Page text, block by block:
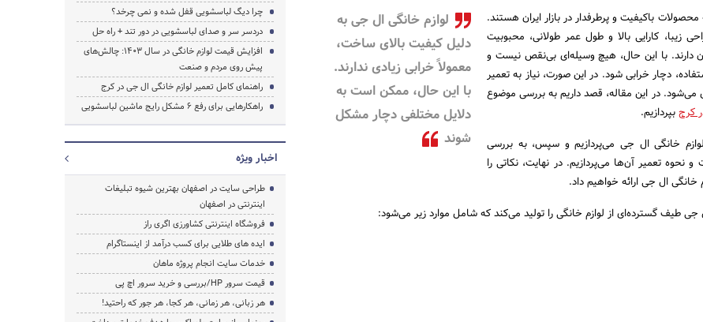
لوازم خانگی ال جی به
دلیل کیفیت بالای ساخت،
معمولاً خرابی زیادی ندارند.
با این حال، ممکن است به
دلایل مختلفی دچار مشکل
شوند
باکیفیت و پرطرفدار در بازار ایران هستند.
زیبا، کارایی بالا و طول عمر طولانی، محبوبیت
دارند. با این حال، هیچ وسیله‌ای بی‌نقص نیست و
دچار خرابی شود. در این صورت، نیاز به تعمیر
در این مقاله، قصد داریم به بررسی موضوع
کرجبپردازیم.
لوازم خانگی ال جی می‌پردازیم و سپس، به بررسی
نحوه تعمیر آن‌ها می‌پردازیم. در نهایت، نکاتی را
خانگی ال جی ارائه خواهیم داد.
جی طیف گسترده‌ای از لوازم خانگی را تولید می‌کند که شامل موارد زیر می‌شود:
چرا دیگ لباسشویی قفل شده و نمی چرخد؟
دردسر سر و صدای لباسشویی در دور تند + راه حل
افزایش قیمت لوازم خانگی در سال 1403: چالش‌های
پیش روی مردم و صنعت
راهنمای کامل تعمیر لوازم خانگی ال جی در کرج
راهکارهایی برای رفع 6 مشکل رایج ماشین لباسشویی
اخبار ویژه
طراحی سایت در اصفهان بهترین شیوه تبلیغات
اینترنتی در اصفهان
فروشگاه اینترنتی کشاورزی اگری راز
ایده های طلایی برای کسب درآمد از اینستاگرام
خدمات سایت انجام پروژه ماهان
قیمت سرور HP/بررسی و خرید سرور اچ پی
هر زبانی، هر زمانی، هر کجا، هر جور که راحتید!